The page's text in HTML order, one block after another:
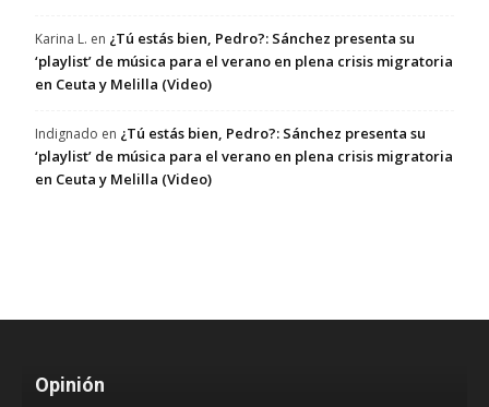
Karina L. en ¿Tú estás bien, Pedro?: Sánchez presenta su
‘playlist’ de música para el verano en plena crisis migratoria
en Ceuta y Melilla (Video)
Indignado en ¿Tú estás bien, Pedro?: Sánchez presenta su
‘playlist’ de música para el verano en plena crisis migratoria
en Ceuta y Melilla (Video)
Opinión